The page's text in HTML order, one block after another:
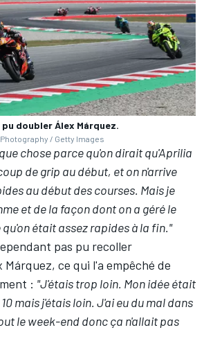
doubler Álex Márquez.
/ Getty Images
chose parce qu'on dirait qu'Aprilia
de grip au début, et on n'arrive
au début des courses. Mais je
et de la façon dont on a géré le
était assez rapides à la fin."
pas pu recoller
ce qui l'a empêché de
: "J'étais trop loin. Mon idée était
mais j'étais loin. J'ai eu du mal dans
le week-end donc ça n'allait pas